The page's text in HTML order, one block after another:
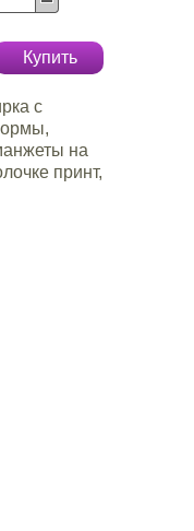
Купить
с
на
принт,